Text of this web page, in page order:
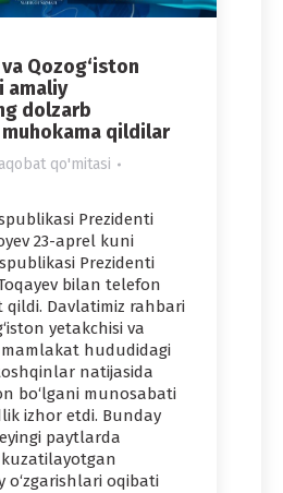
Qozog‘iston
amaliy
dolzarb
qildilar
qo'mitasi
Prezidenti
23-aprel kuni
Prezidenti
bilan telefon
Davlatimiz rahbari
yetakchisi va
hududidagi
natijasida
bo‘lgani munosabati
izhor etdi. Bunday
paytlarda
o‘zgarishlari oqibati